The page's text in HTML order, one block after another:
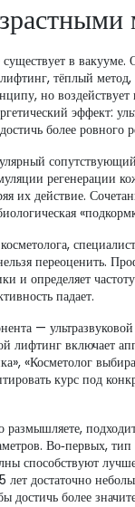
в
, тёплый
но воздействует
эффект:
более ровного
регенерации
их действие.
косметолога,
переоценить.
и определяет
падает.
—
лифтинг включает
«Косметолог
курс под
размышляете,
Во‑первых,
способствуют
лет достаточно
достичь более